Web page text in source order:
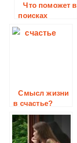
Что поможет в
поисках
ответов на
смысл жизни
Смысл жизни
в счастье?